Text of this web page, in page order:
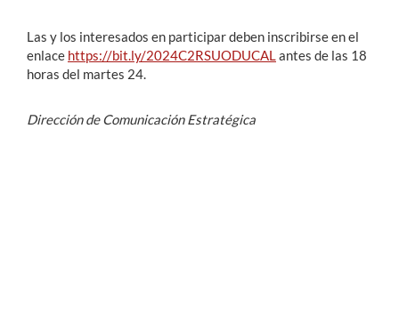
Las y los interesados en participar deben inscribirse en el
enlace https://bit.ly/2024C2RSUODUCAL antes de las 18
horas del martes 24.
Dirección de Comunicación Estratégica